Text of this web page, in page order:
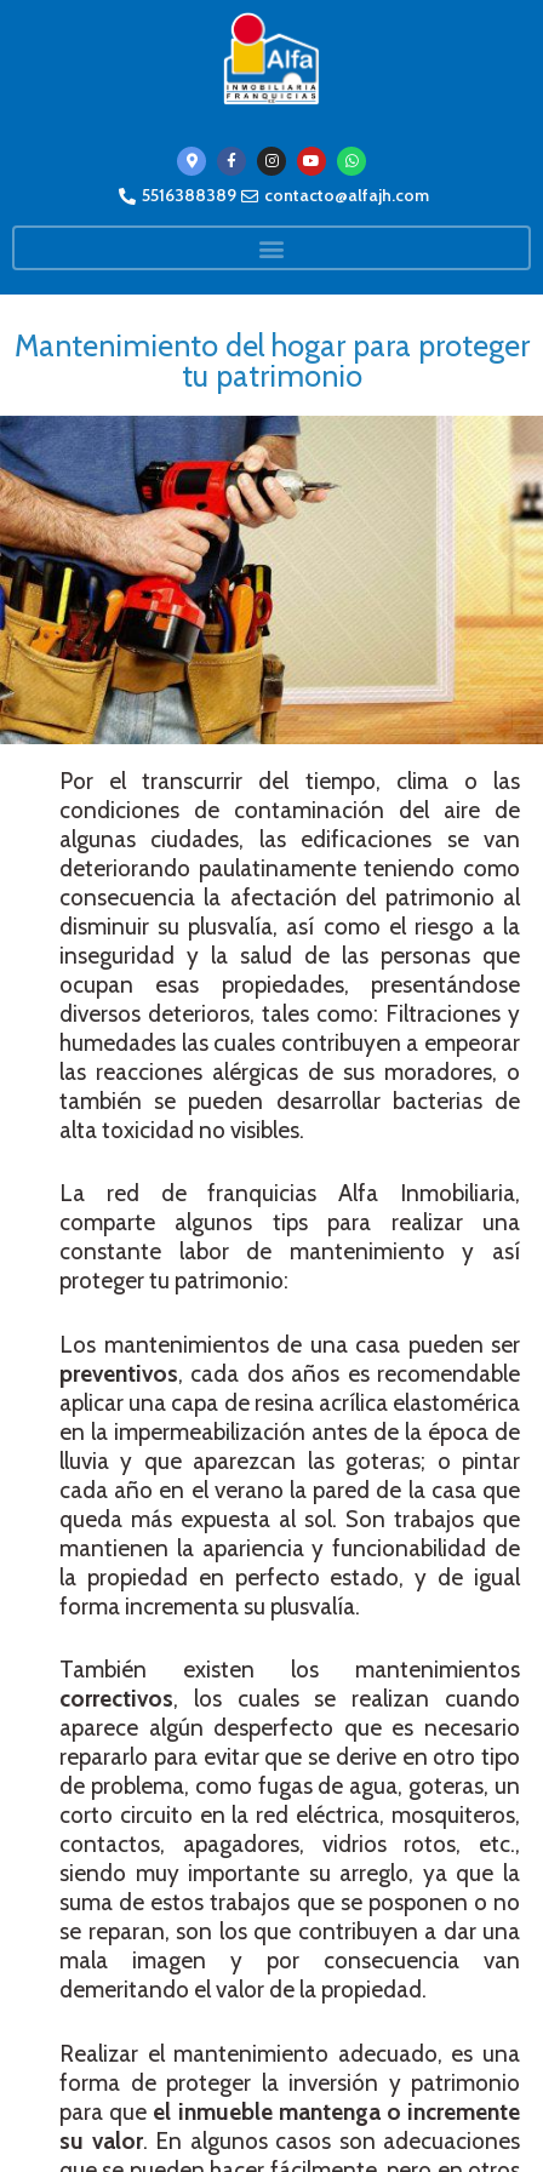
5516388389 contacto@alfajh.com
Mantenimiento del hogar para proteger
tu patrimonio
Por el transcurrir del tiempo, clima o las
condiciones de contaminación del aire de
algunas ciudades, las edificaciones se van
deteriorando paulatinamente teniendo como
consecuencia la afectación del patrimonio al
disminuir su plusvalía, así como el riesgo a la
inseguridad y la salud de las personas que
ocupan esas propiedades, presentándose
diversos deterioros, tales como: Filtraciones y
humedades las cuales contribuyen a empeorar
las reacciones alérgicas de sus moradores, o
también se pueden desarrollar bacterias de
alta toxicidad no visibles.
La red de franquicias Alfa Inmobiliaria,
comparte algunos tips para realizar una
constante labor de mantenimiento y así
proteger tu patrimonio:
Los mantenimientos de una casa pueden ser
preventivos, cada dos años es recomendable
aplicar una capa de resina acrílica elastomérica
en la impermeabilización antes de la época de
lluvia y que aparezcan las goteras; o pintar
cada año en el verano la pared de la casa que
queda más expuesta al sol. Son trabajos que
mantienen la apariencia y funcionabilidad de
la propiedad en perfecto estado, y de igual
forma incrementa su plusvalía.
También existen los mantenimientos
correctivos, los cuales se realizan cuando
aparece algún desperfecto que es necesario
repararlo para evitar que se derive en otro tipo
de problema, como fugas de agua, goteras, un
corto circuito en la red eléctrica, mosquiteros,
contactos, apagadores, vidrios rotos, etc.,
siendo muy importante su arreglo, ya que la
suma de estos trabajos que se posponen o no
se reparan, son los que contribuyen a dar una
mala imagen y por consecuencia van
demeritando el valor de la propiedad.
Realizar el mantenimiento adecuado, es una
forma de proteger la inversión y patrimonio
para que el inmueble mantenga o incremente
su valor. En algunos casos son adecuaciones